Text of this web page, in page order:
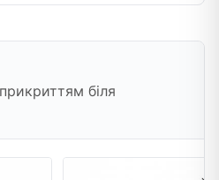
біля